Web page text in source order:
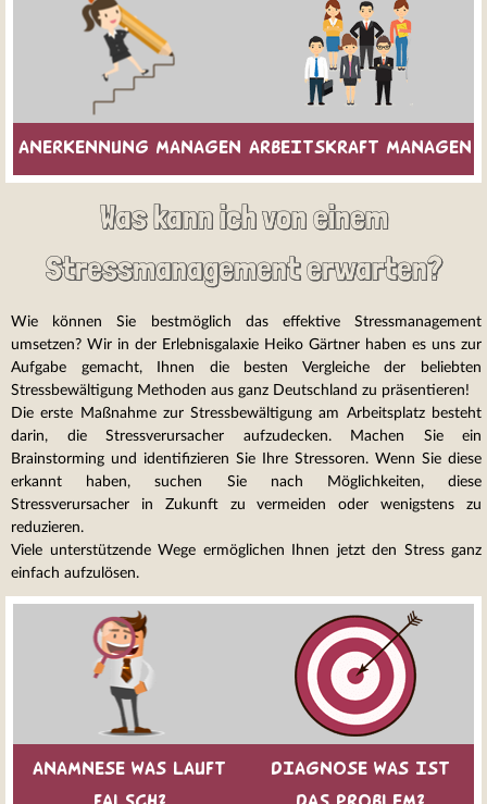
ANERKENNUNG MANAGEN ARBEITSKRAFT MANAGEN
Was kann ich von einem
Stressmanagement erwarten?
Wie können Sie bestmöglich das effektive Stressmanagement
umsetzen? Wir in der Erlebnisgalaxie Heiko Gärtner haben es uns zur
Aufgabe gemacht, Ihnen die besten Vergleiche der beliebten
Stressbewältigung Methoden aus ganz Deutschland zu präsentieren!
Die erste Maßnahme zur Stressbewältigung am Arbeitsplatz besteht
darin, die Stressverursacher aufzudecken. Machen Sie ein
Brainstorming und identifizieren Sie Ihre Stressoren. Wenn Sie diese
erkannt haben, suchen Sie nach Möglichkeiten, diese
Stressverursacher in Zukunft zu vermeiden oder wenigstens zu
reduzieren.
Viele unterstützende Wege ermöglichen Ihnen jetzt den Stress ganz
einfach aufzulösen.
ANAMNESE WAS LAUFT
DIAGNOSE WAS IST